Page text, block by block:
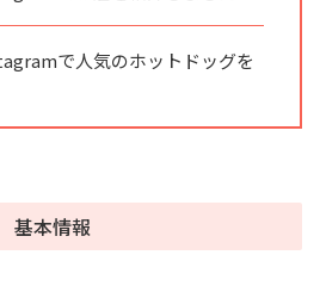
で人気のホットドッグを
基本情報